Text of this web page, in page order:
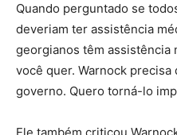
Quando perguntado se
deveriam ter assistência
georgianos têm assistência
você quer. Warnock
governo. Quero torná-lo